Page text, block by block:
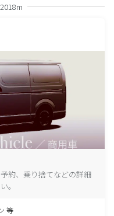
2018m
約、乗り捨てなどの詳細
。
等